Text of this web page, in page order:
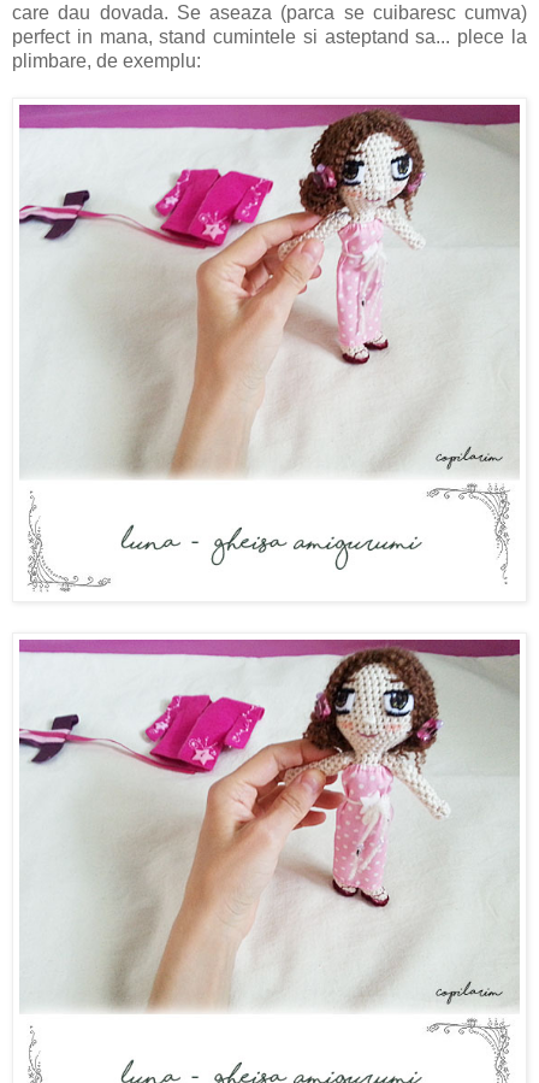
care dau dovada. Se aseaza (parca se cuibaresc cumva)
perfect in mana, stand cumintele si asteptand sa... plece la
plimbare, de exemplu: